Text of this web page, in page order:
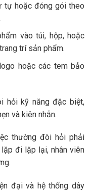
tự hoặc đóng gói theo
vào túi, hộp, hoặc
trí sản phẩm.
hoặc các tem bảo
hỏi kỹ năng đặc biệt,
và kiên nhẫn.
thường đòi hỏi phải
đi lặp lại, nhân viên
đại và hệ thống dây